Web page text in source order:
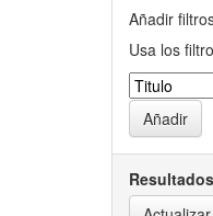
Añadir
Usa los